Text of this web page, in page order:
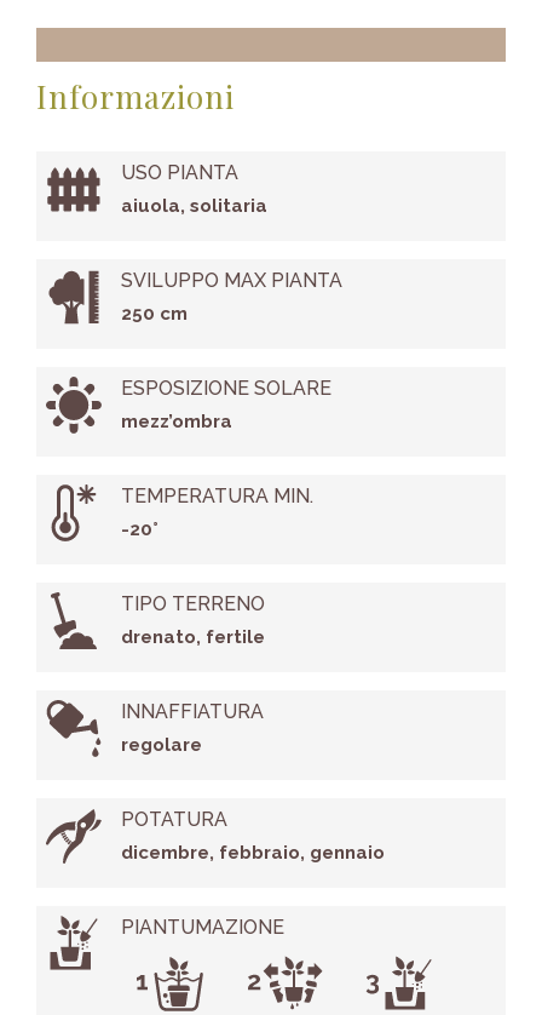
Informazioni
USO PIANTA
aiuola, solitaria
SVILUPPO MAX PIANTA
250 cm
ESPOSIZIONE SOLARE
mezz’ombra
TEMPERATURA MIN.
-20°
TIPO TERRENO
drenato, fertile
INNAFFIATURA
regolare
POTATURA
dicembre, febbraio, gennaio
PIANTUMAZIONE